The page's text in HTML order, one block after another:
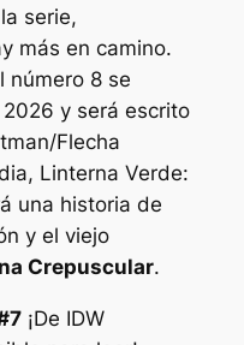
serie,
más en camino.
número 8 se
y será escrito
Flecha
Linterna Verde:
una historia de
y el viejo
Crepuscular.
¡De IDW